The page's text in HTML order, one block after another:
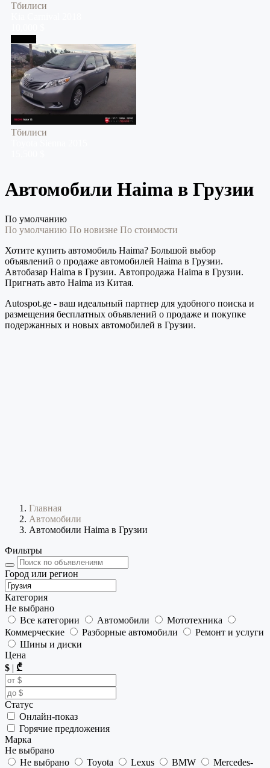
Тбилиси
Тбилиси
Автомобили Haima в Грузии
По умолчанию
По умолчанию По новизне По стоимости
Хотите купить автомобиль Haima? Большой выбор
объявлений о продаже автомобилей Haima в Грузии.
Автобазар Haima в Грузии. Автопродажа Haima в Грузии.
Пригнать авто Haima из Китая.
Autospot.ge - ваш идеальный партнер для удобного поиска и
размещения бесплатных объявлений о продаже и покупке
подержанных и новых автомобилей в Грузии.
Главная
Автомобили
Автомобили Haima в Грузии
Фильтры
Город или регион
Категория
Не выбрано
Все категории
Автомобили
Мототехника
Коммерческие
Разборные автомобили
Ремонт и услуги
Шины и диски
Цена
$ | ₾
Статус
Онлайн-показ
Горячие предложения
Марка
Не выбрано
Не выбрано
Toyota Lexus BMW Mercedes-